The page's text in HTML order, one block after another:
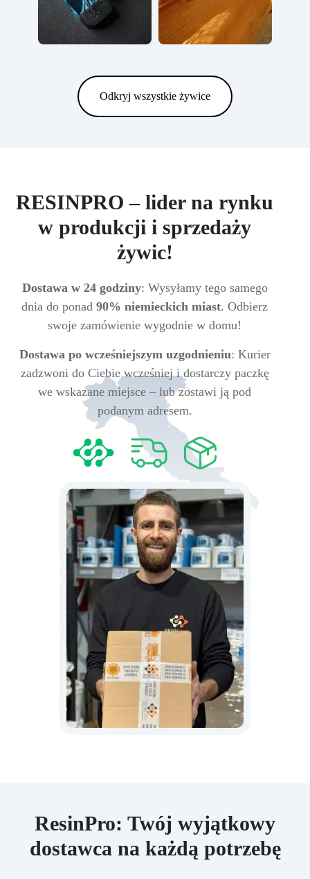
Odkryj wszystkie żywice
RESINPRO – lider na rynku
w produkcji i sprzedaży
żywic!
Dostawa w 24 godziny: Wysyłamy tego samego
dnia do ponad 90% niemieckich miast. Odbierz
swoje zamówienie wygodnie w domu!
Dostawa po wcześniejszym uzgodnieniu: Kurier
zadzwoni do Ciebie wcześniej i dostarczy paczkę
we wskazane miejsce – lub zostawi ją pod
podanym adresem.
ResinPro: Twój wyjątkowy
dostawca na każdą potrzebę